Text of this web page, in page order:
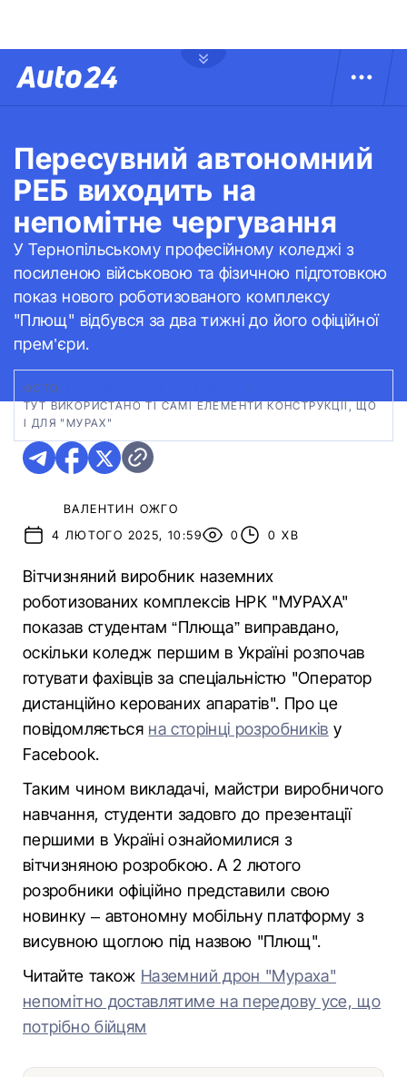
Пересувний автономний
РЕБ виходить на
непомітне чергування
У Тернопільському професійному коледжі з
посиленою військовою та фізичною підготовкою
показ нового роботизованого комплексу
"Плющ" відбувся за два тижні до його офіційної
прем’єри.
ФОТО:
ТУТ ВИКОРИСТАНО ТІ САМІ ЕЛЕМЕНТИ КОНСТРУКЦІЇ, ЩО
І ДЛЯ "МУРАХ"
ВАЛЕНТИН ОЖГО
4 ЛЮТОГО 2025, 10:59
0 0 ХВ
Вітчизняний виробник наземних
роботизованих комплексів НРК "МУРАХА"
показав студентам “Плюща” виправдано,
оскільки коледж першим в Україні розпочав
готувати фахівців за спеціальністю "Оператор
дистанційно керованих апаратів". Про це
повідомляється на сторінці розробників у
Facebook.
Таким чином викладачі, майстри виробничого
навчання, студенти задовго до презентації
першими в Україні ознайомилися з
вітчизняною розробкою. А 2 лютого
розробники офіційно представили свою
новинку – автономну мобільну платформу з
висувною щоглою під назвою "Плющ".
Читайте також Наземний дрон "Мураха"
непомітно доставлятиме на передову усе, що
потрібно бійцям